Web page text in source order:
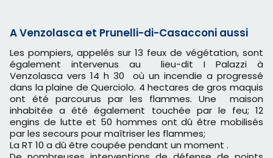
A Venzolasca et Prunelli-di-Casacconi aussi
Les pompiers, appelés sur 13 feux de végétation, sont
également intervenus au lieu-dit I Palazzi à
Venzolasca vers 14 h 30 où un incendie a progressé
dans la plaine de Querciolo. 4 hectares de gros maquis
ont été parcourus par les flammes. Une maison
inhabitée a été également touchée par le feu; 12
engins de lutte et 50 hommes ont dû être mobilisés
par les secours pour maîtriser les flammes;
La RT 10 a dû être coupée pendant un moment .